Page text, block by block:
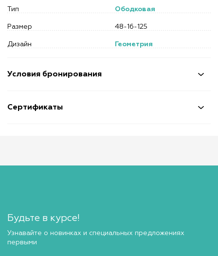
Условия бронирования
Сертификаты
Тип Ободковая
Размер 48-16-125
Дизайн Геометрия
Будьте в курсе!
Узнавайте о новинках и специальных предложениях
первыми